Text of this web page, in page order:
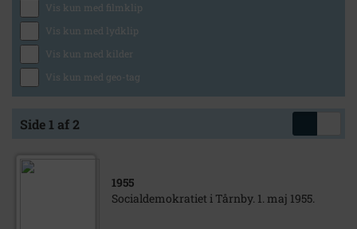
Vis kun med filmklip
Vis kun med lydklip
Vis kun med kilder
Vis kun med geo-tag
Side 1 af 2
1955
Socialdemokratiet i Tårnby. 1. maj 1955.